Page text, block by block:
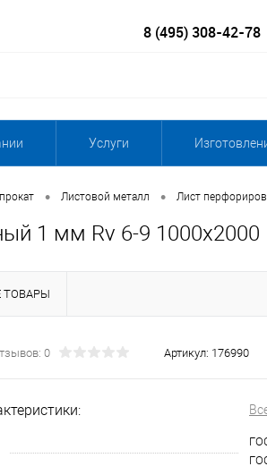
8 (495) 308-42-78
Услуги
• Листовой металл • Лист
1 мм Rv 6-9 1000х2000
ТОВАРЫ
0 Артикул: 176990